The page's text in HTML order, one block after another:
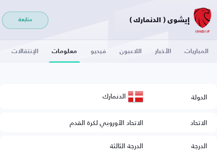
إيشوي ( الدنمارك ) متابعة
المباريات الأخبار اللاعبون فيديو معلومات الإنتقالات
الدولة الدنمارك
الاتحاد
الاتحاد الأوروبي لكرة القدم
الدرجة
الدرجة الثالثة